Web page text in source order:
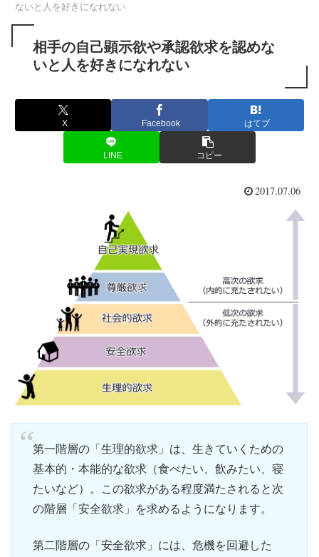
ないと人を好きになれない
相手の自己顕示欲や承認欲求を認めな
いと人を好きになれない
X Facebook はてブ
LINE コピー
2017.07.06
第一階層の「生理的欲求」は、生きていくための
基本的・本能的な欲求（食べたい、飲みたい、寝
たいなど）。この欲求がある程度満たされると次
の階層「安全欲求」を求めるようになります。
第二階層の「安全欲求」には、危機を回避した